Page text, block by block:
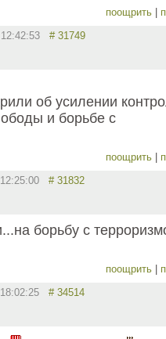
поощрить
12:42:53 # 31749
об усилении
и борьбе с
поощрить
12:25:00 # 31832
борьбу с
поощрить
18:02:25 # 34514